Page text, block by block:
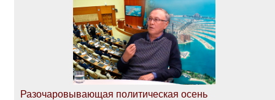
Разочаровывающая политическая осень